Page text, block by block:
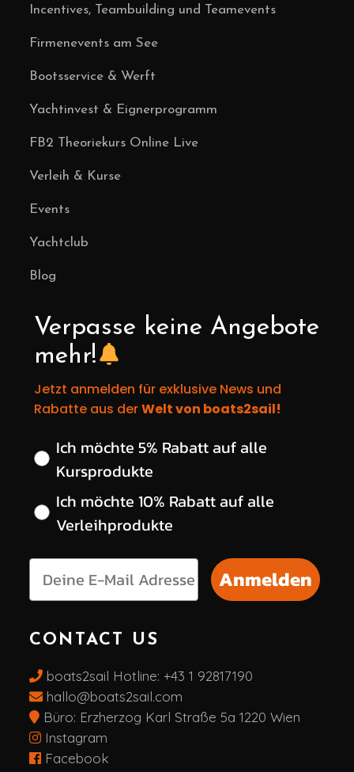
Incentives, Teambuilding und Teamevents
Firmenevents am See
Bootsservice & Werft
Yachtinvest & Eignerprogramm
FB2 Theoriekurs Online Live
Verleih & Kurse
Events
Yachtclub
Blog
Verpasse keine Angebote
mehr!
Jetzt anmelden für exklusive News und
Rabatte aus derWelt von boats2sail!
Wähle deinen gewünschten Rabatt
Ich möchte 5% Rabatt auf alle
Kursprodukte
Ich möchte 10% Rabatt auf alle
Verleihprodukte
Anmelden
CONTACT US
boats2sail Hotline: +43 1 92817190
hallo@boats2sail.com
Büro: Erzherzog Karl Straße 5a 1220 Wien
Instagram
Facebook